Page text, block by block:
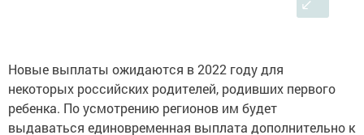
Новые выплаты ожидаются в 2022 году для
некоторых российских родителей, родивших первого
ребенка. По усмотрению регионов им будет
выдаваться единовременная выплата дополнительно к